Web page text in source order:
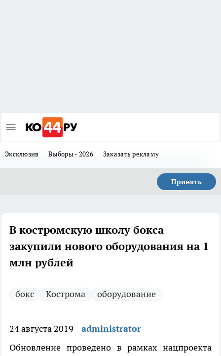
Эксклюзив Выборы - 2026 Заказать рекламу
Принять
В костромскую школу бокса
закупили нового оборудования на 1
млн рублей
бокс Кострома оборудование
24 августа 2019
administrator
Обновление проведено в рамках нацпроекта